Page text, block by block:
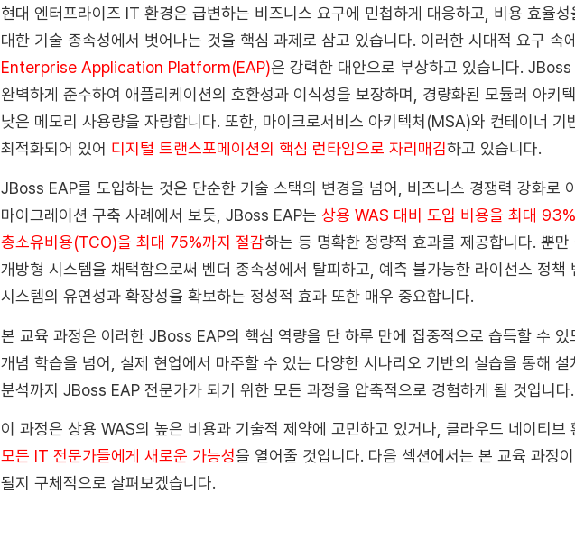
현대 엔터프라이즈 IT 환경은 급변하는 비즈니스 요구에 민첩하게 대응하고, 비용 효율성
대한 기술 종속성에서 벗어나는 것을 핵심 과제로 삼고 있습니다. 이러한 시대적 요구 속
Enterprise Application Platform(EAP)은 강력한 대안으로 부상하고 있습니다.
완벽하게 준수하여 애플리케이션의 호환성과 이식성을 보장하며, 경량화된 모듈러 아키
낮은 메모리 사용량을 자랑합니다. 또한, 마이크로서비스 아키텍처(MSA)와 컨테이너 기
최적화되어 있어 디지털 트랜스포메이션의 핵심 런타임으로 자리매김하고 있습니다.
JBoss EAP를 도입하는 것은 단순한 기술 스택의 변경을 넘어, 비즈니스 경쟁력 강화로
마이그레이션 구축 사례에서 보듯, JBoss EAP는 상용 WAS 대비 도입 비용을 최대
총소유비용(TCO)을 최대 75%까지 절감하는 등 명확한 정량적 효과를 제공합니다. 뿐만
개방형 시스템을 채택함으로써 벤더 종속성에서 탈피 하고, 예측 불가능한 라이선스 정책
시스템의 유연성과 확장성을 확보하는 정성적 효과 또한 매우 중요합니다.
본 교육 과정은 이러한 JBoss EAP의 핵심 역량을 단 하루 만에 집중적으로 습득할 수 있
개념 학습을 넘어, 실제 현업에서 마주할 수 있는 다양한 시나리오 기반의 실습을 통해
분석까지 JBoss EAP 전문가가 되기 위한 모든 과정을 압축적으로 경험하게 될 것입니다.
이 과정은 상용 WAS의 높은 비용과 기술적 제약에 고민하고 있거나, 클라우드 네이티브
모든 IT 전문가들에게 새로운 가능성을 열어줄 것입니다. 다음 섹션에서는 본 교육 과정
될지 구체적으로 살펴보겠습니다.